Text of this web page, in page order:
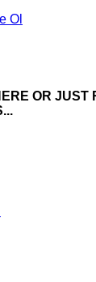
Ol
OR JUST